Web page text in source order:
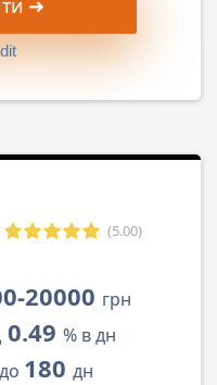
➜
(5.00)
20000 грн
0.49 % в дн
до 180 дн